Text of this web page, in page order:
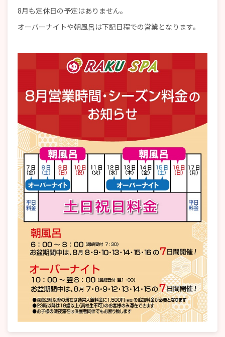
8月も定休日の予定はありません。
オーバーナイトや朝風呂は下記日程での営業となります。